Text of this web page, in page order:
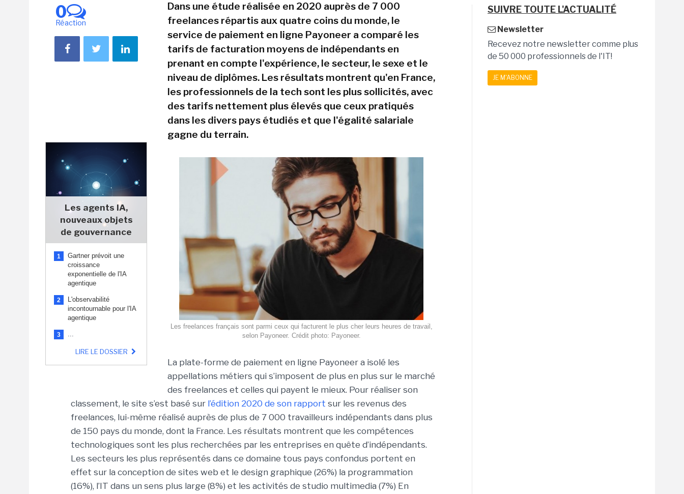
0
Réaction
Les agents IA,
nouveaux objets
de gouvernance
1
Gartner prévoit une
croissance
exponentielle de l'IA
agentique
2
L'observabilité
incontournable pour l'IA
agentique
3 ...
LIRE LE DOSSIER
Dans une étude réalisée en 2020 auprès de 7 000
freelances répartis aux quatre coins du monde, le
service de paiement en ligne Payoneer a comparé les
tarifs de facturation moyens de indépendants en
prenant en compte l'expérience, le secteur, le sexe et le
niveau de diplômes. Les résultats montrent qu'en France,
les professionnels de la tech sont les plus sollicités, avec
des tarifs nettement plus élevés que ceux pratiqués
dans les divers pays étudiés et que l'égalité salariale
gagne du terrain.
Les freelances français sont parmi ceux qui facturent le plus cher leurs heures de travail,
selon Payoneer. Crédit photo: Payoneer.
La plate-forme de paiement en ligne Payoneer a isolé les
appellations métiers qui s’imposent de plus en plus sur le marché
des freelances et celles qui payent le mieux. Pour réaliser son
classement, le site s’est basé sur l’édition 2020 de son rapport sur les revenus des
freelances, lui-même réalisé auprès de plus de 7 000 travailleurs indépendants dans plus
de 150 pays du monde, dont la France. Les résultats montrent que les compétences
technologiques sont les plus recherchées par les entreprises en quête d’indépendants.
Les secteurs les plus représentés dans ce domaine tous pays confondus portent en
effet sur la conception de sites web et le design graphique (26%) la programmation
(16%), l’IT dans un sens plus large (8%) et les activités de studio multimedia (7%) En
SUIVRE TOUTE L'ACTUALITÉ
Newsletter
Recevez notre newsletter comme plus
de 50 000 professionnels de l'IT!
JE M'ABONNE